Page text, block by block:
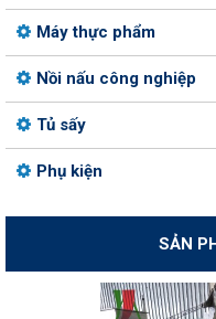
Máy thực phẩm
Nồi nấu công nghiệp
Tủ sấy
Phụ kiện
SẢN